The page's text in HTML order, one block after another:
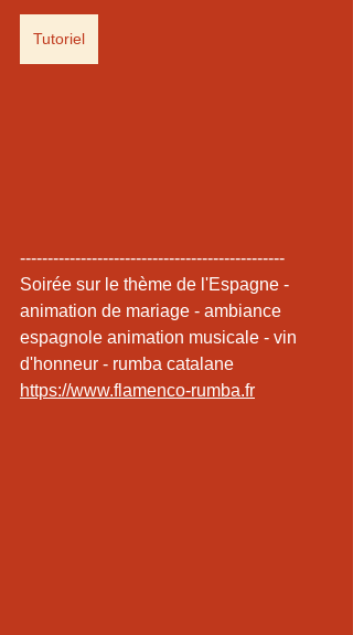
Tutoriel
------------------------------------------------
Soirée sur le thème de l'Espagne -
animation de mariage - ambiance
espagnole animation musicale - vin
d'honneur - rumba catalane
https://www.flamenco-rumba.fr